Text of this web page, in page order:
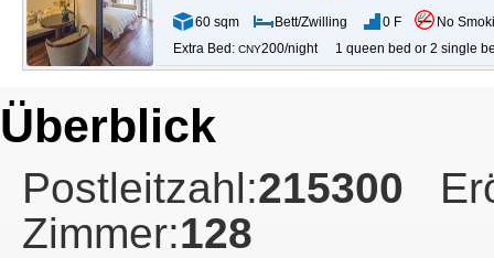
60 sqm Bett/Zwilling 0 F
No
Extra Bed: CNY200/night 1 queen bed or 2 single
Überblick
Postleitzahl:215300
Zimmer:128